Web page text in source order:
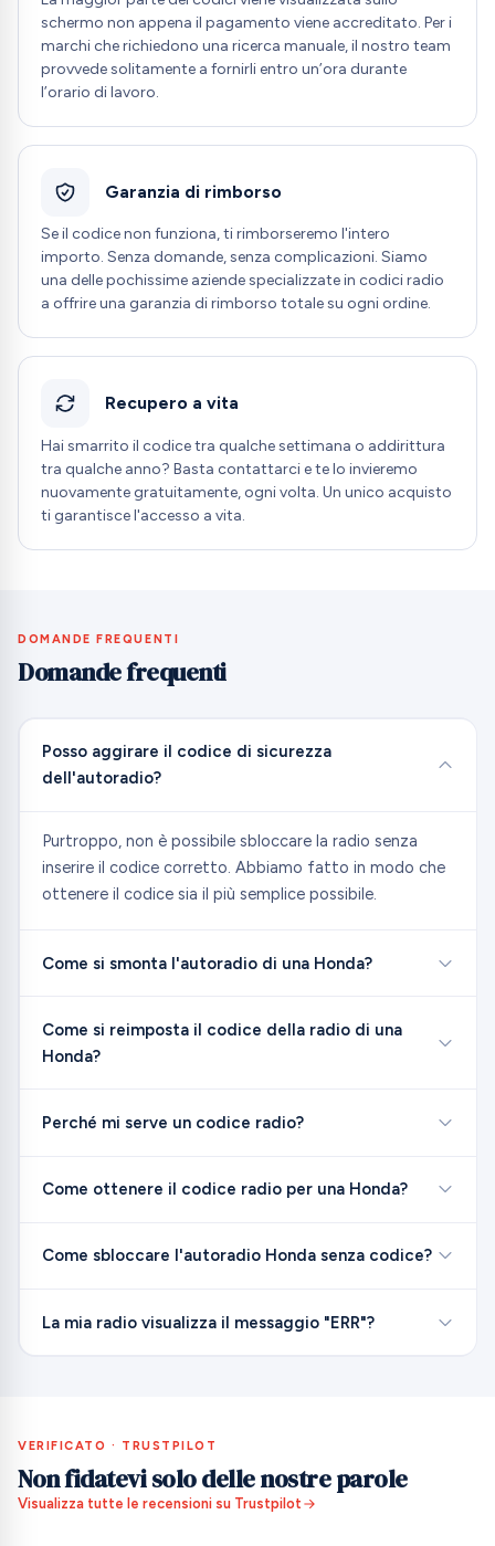
schermo non appena il pagamento viene accreditato. Per i
marchi che richiedono una ricerca manuale, il nostro team
provvede solitamente a fornirli entro un’ora durante
l’orario di lavoro.
Garanzia di rimborso
Se il codice non funziona, ti rimborseremo l'intero
importo. Senza domande, senza complicazioni. Siamo
una delle pochissime aziende specializzate in codici radio
a offrire una garanzia di rimborso totale su ogni ordine.
Recupero a vita
Hai smarrito il codice tra qualche settimana o addirittura
tra qualche anno? Basta contattarci e te lo invieremo
nuovamente gratuitamente, ogni volta. Un unico acquisto
ti garantisce l'accesso a vita.
DOMANDE FREQUENTI
Domande frequenti
Posso aggirare il codice di sicurezza
dell'autoradio?
Purtroppo, non è possibile sbloccare la radio senza
inserire il codice corretto. Abbiamo fatto in modo che
ottenere il codice sia il più semplice possibile.
Come si smonta l'autoradio di una Honda?
Come si reimposta il codice della radio di una
Honda?
Perché mi serve un codice radio?
Come ottenere il codice radio per una Honda?
Come sbloccare l'autoradio Honda senza codice?
La mia radio visualizza il messaggio "ERR"?
VERIFICATO · TRUSTPILOT
Non fidatevi solo delle nostre parole
Visualizza tutte le recensioni su Trustpilot